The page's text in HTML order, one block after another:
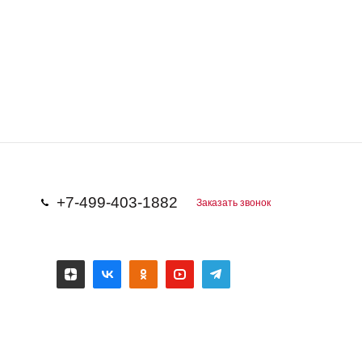
+7-499-403-1882 Заказать звонок